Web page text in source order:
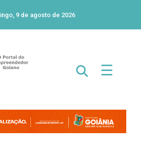
9 de agosto de 2026
☰